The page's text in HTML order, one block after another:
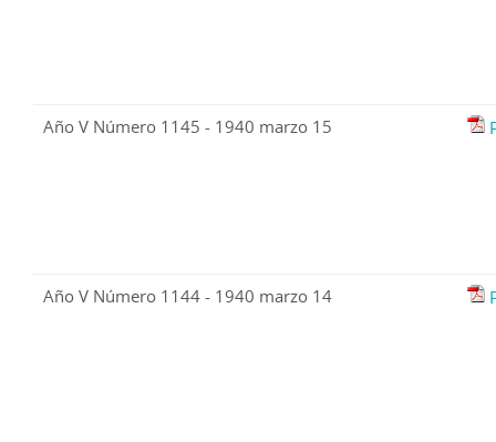
Año V Número 1145 - 1940 marzo 15
Año V Número 1144 - 1940 marzo 14